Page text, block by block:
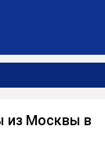
из Москвы в